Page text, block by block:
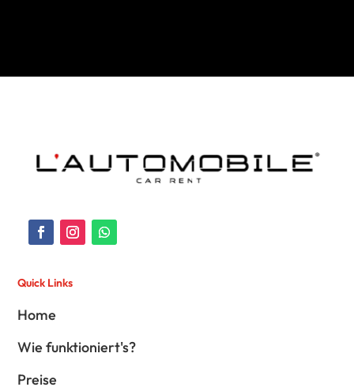
Quick Links
Home
Wie funktioniert's?
Preise